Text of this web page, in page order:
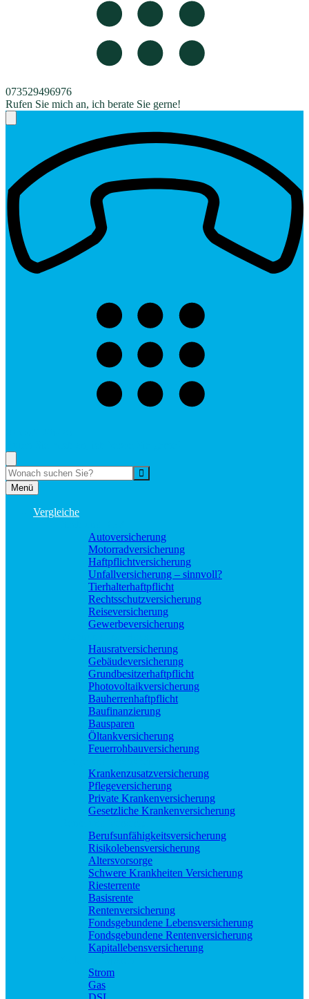
073529496976
Rufen Sie mich an, ich berate Sie gerne!
Menü
Vergleiche
Autoversicherung
Motorradversicherung
Haftpflichtversicherung
Unfallversicherung – sinnvoll?
Tierhalterhaftpflicht
Rechtsschutzversicherung
Reiseversicherung
Gewerbeversicherung
Hausratversicherung
Gebäudeversicherung
Grundbesitzerhaftpflicht
Photovoltaikversicherung
Bauherrenhaftpflicht
Baufinanzierung
Bausparen
Öltankversicherung
Feuerrohbauversicherung
Krankenzusatzversicherung
Pflegeversicherung
Private Krankenversicherung
Gesetzliche Krankenversicherung
Berufs­unfähigkeitsversicherung
Risikolebensversicherung
Altersvorsorge
Schwere Krankheiten Versicherung
Riesterrente
Basisrente
Rentenversicherung
Fondsgebundene Lebensversicherung
Fondsgebundene Rentenversicherung
Kapitallebensversicherung
Strom
Gas